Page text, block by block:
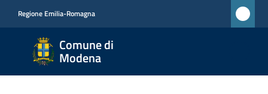
Regione Emilia-Romagna
Comune di
Modena
Comune
di
Modena